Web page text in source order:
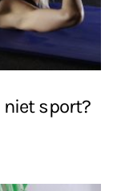
sport?